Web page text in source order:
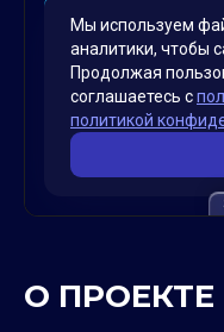
О ПРОЕКТЕ